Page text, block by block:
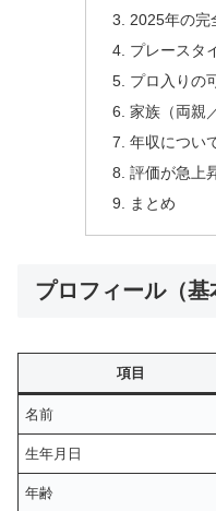
2025年の完
プレースタ
プロ入りの
家族（両親
年収につい
評価が急上
まとめ
プロフィール（基
項目
名前
生年月日
年齢